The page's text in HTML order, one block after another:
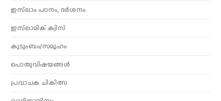
ഇസ്‌ലാം പഠനം, ദർശനം
ഇസ്‌ലാമിക് ക്വിസ്
കുടുംബം/സമൂഹം
പൊതുവിഷയങ്ങൾ
പ്രവാചക ചികിത്സ